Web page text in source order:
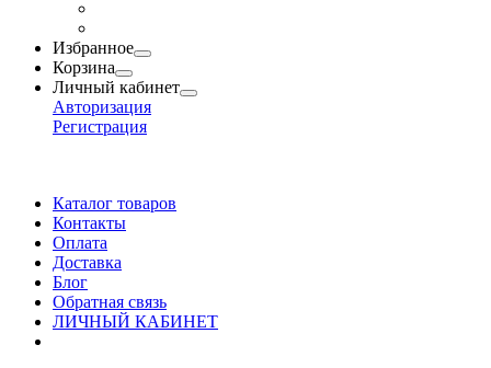
Избранное
Корзина
Личный кабинет
Авторизация
Регистрация
Каталог товаров
Контакты
Оплата
Доставка
Блог
Обратная связь
ЛИЧНЫЙ КАБИНЕТ